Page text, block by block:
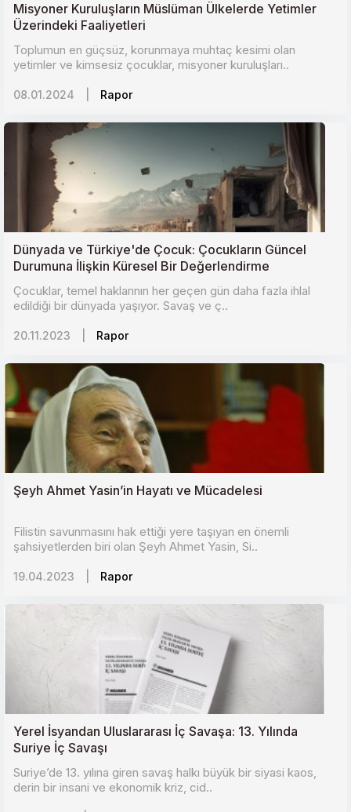
Misyoner Kuruluşların Müslüman Ülkelerde Yetimler
Üzerindeki Faaliyetleri
Toplumun en güçsüz, korunmaya muhtaç kesimi olan
yetimler ve kimsesiz çocuklar, misyoner kuruluşları..
08.01.2024 Rapor
Dünyada ve Türkiye'de Çocuk: Çocukların Güncel
Durumuna İlişkin Küresel Bir Değerlendirme
Çocuklar, temel haklarının her geçen gün daha fazla ihlal
edildiği bir dünyada yaşıyor. Savaş ve ç..
20.11.2023 Rapor
Şeyh Ahmet Yasin’in Hayatı ve Mücadelesi
Filistin savunmasını hak ettiği yere taşıyan en önemli
şahsiyetlerden biri olan Şeyh Ahmet Yasin, Si..
19.04.2023 Rapor
Yerel İsyandan Uluslararası İç Savaşa: 13. Yılında
Suriye İç Savaşı
Suriye’de 13. yılına giren savaş halkı büyük bir siyasi kaos,
derin bir insani ve ekonomik kriz, cid..